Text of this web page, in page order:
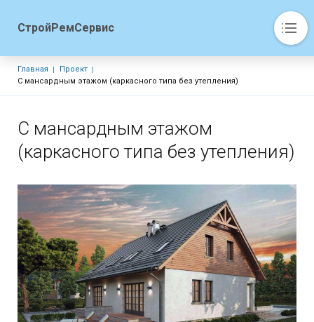
СтройРемСервис
Цены
Наши работы
Строка навигации
Главная
Проект
С мансардным этажом (каркасного типа без утепления)
С мансардным этажом
(каркасного типа без утепления)